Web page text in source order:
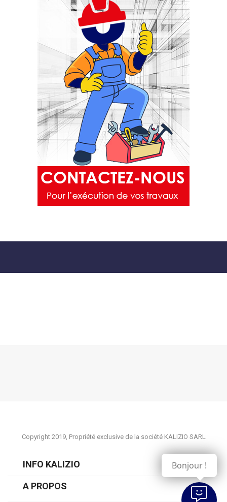
Copyright 2019, Propriété exclusive de la société KALIZIO SARL
INFO KALIZIO
A PROPOS 
Bonjour !